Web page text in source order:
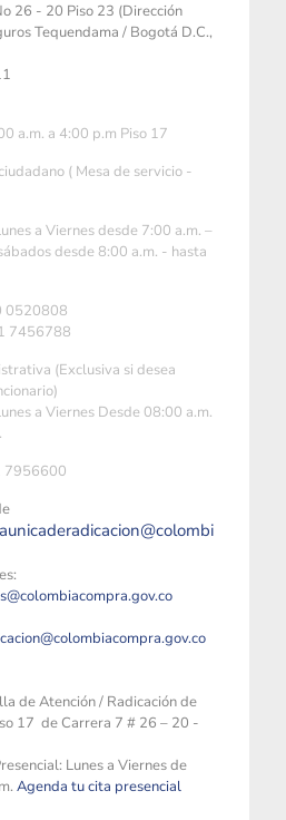
26 - 20 Piso 23 (Dirección
Tequendama / Bogotá D.C.,
a.m. a 4:00 p.m Piso 17
( Mesa de servicio -
a Viernes desde 7:00 a.m. –
desde 8:00 a.m. - hasta
0520808
7456788
(Exclusiva si desea
a Viernes Desde 08:00 a.m.
7956600
de Atención / Radicación de
17 de Carrera 7 # 26 – 20 -
Lunes a Viernes de
Agenda tu cita presencial